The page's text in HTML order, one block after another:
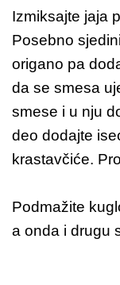
Izmiksajte jaja
Posebno
origano pa
da se smesa
smese i u nju
deo dodajte
krastavčiće.
Podmažite
a onda i drugu